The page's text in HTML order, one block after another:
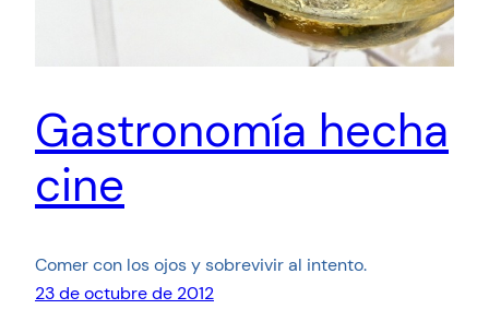
Gastronomía hecha
cine
Comer con los ojos y sobrevivir al intento.
23 de octubre de 2012